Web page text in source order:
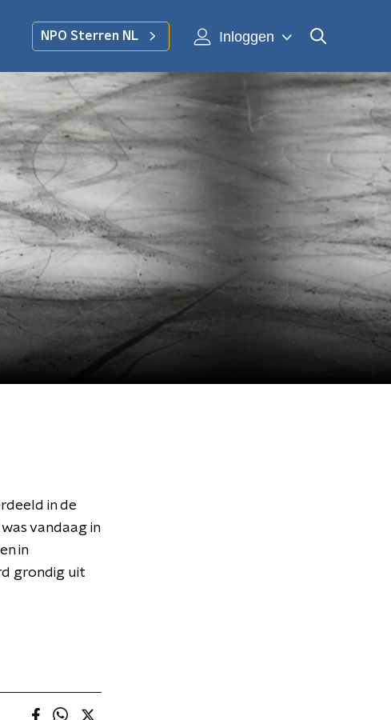
NPO Sterren NL Inloggen
in de
vandaag in
in
grondig uit